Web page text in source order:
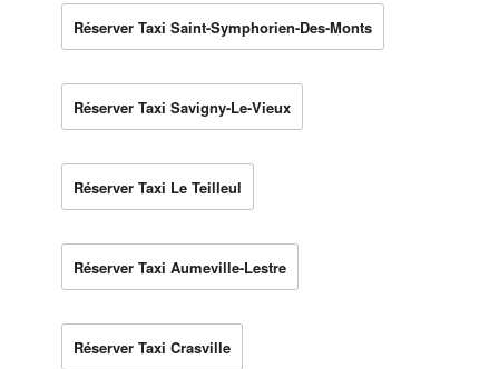
Réserver Taxi Saint-Symphorien-Des-Monts
Réserver Taxi Savigny-Le-Vieux
Réserver Taxi Le Teilleul
Réserver Taxi Aumeville-Lestre
Réserver Taxi Crasville